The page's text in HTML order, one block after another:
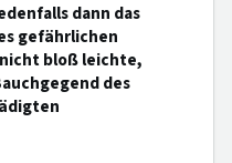
dann das
gefährlichen
bloß leichte,
des